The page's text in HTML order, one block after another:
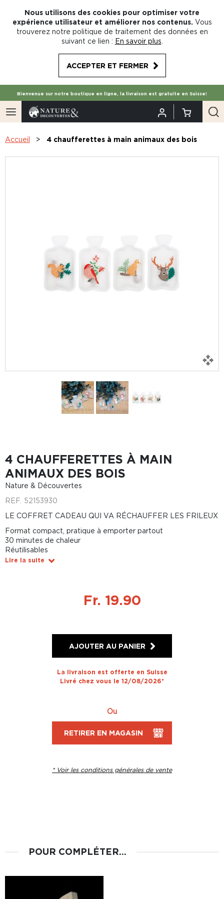
Nous utilisons des cookies pour optimiser votre
expérience utilisateur et améliorer nos contenus. Vous
trouverez notre politique de traitement des données en
suivant ce lien : En savoir plus
ACCEPTER ET FERMER
Bienvenue sur notre boutique en ligne, la livraison est gratuite en Suisse!
Accueil 4 chaufferettes à main animaux des bois
4 CHAUFFERETTES À MAIN
ANIMAUX DES BOIS
Nature & Découvertes
REF. 52153930
LE COFFRET CADEAU QUI VA RÉCHAUFFER LES FRILEUX
Format compact, pratique à emporter partout
30 minutes de chaleur
Réutilisables
Lire la suite
Fr. 19.90
AJOUTER AU PANIER
La livraison est offerte en Suisse
Livré chez vous le 12/08/2026*
Ou
RETIRER EN MAGASIN
* Voir les conditions générales de vente
POUR COMPLÉTER...